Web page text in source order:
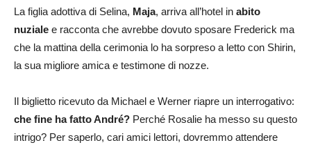
La figlia adottiva di Selina, Maja, arriva all’hotel in abito
nuziale e racconta che avrebbe dovuto sposare Frederick ma
che la mattina della cerimonia lo ha sorpreso a letto con Shirin,
la sua migliore amica e testimone di nozze.
Il biglietto ricevuto da Michael e Werner riapre un interrogativo:
che fine ha fatto André? Perché Rosalie ha messo su questo
intrigo? Per saperlo, cari amici lettori, dovremmo attendere